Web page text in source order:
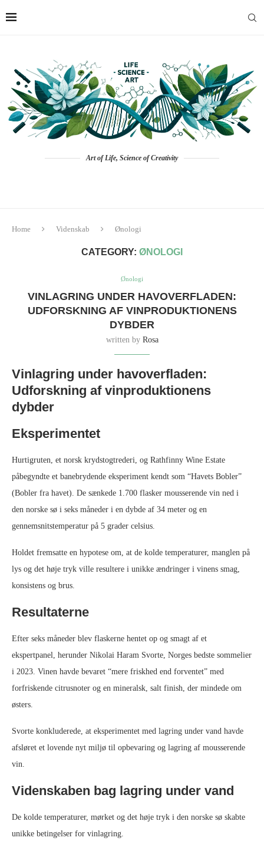
Art of Life, Science of Creativity
Home Videnskab Ønologi
CATEGORY: ØNOLOGI
Ønologi
VINLAGRING UNDER HAVOVERFLADEN:
UDFORSKNING AF VINPRODUKTIONENS
DYBDER
written by Rosa
Vinlagring under havoverfladen:
Udforskning af vinproduktionens
dybder
Eksperimentet
Hurtigruten, et norsk krydstogtrederi, og Rathfinny Wine Estate
påbegyndte et banebrydende eksperiment kendt som “Havets Bobler”
(Bobler fra havet). De sænkede 1.700 flasker mousserende vin ned i
den norske sø i seks måneder i en dybde af 34 meter og en
gennemsnitstemperatur på 5 grader celsius.
Holdet fremsatte en hypotese om, at de kolde temperaturer, manglen på
lys og det høje tryk ville resultere i unikke ændringer i vinens smag,
konsistens og brus.
Resultaterne
Efter seks måneder blev flaskerne hentet op og smagt af et
ekspertpanel, herunder Nikolai Haram Svorte, Norges bedste sommelier
i 2023. Vinen havde bevaret “mere friskhed end forventet” med
forfriskende citrusnoter og en mineralsk, salt finish, der mindede om
østers.
Svorte konkluderede, at eksperimentet med lagring under vand havde
afsløret et lovende nyt miljø til opbevaring og lagring af mousserende
vin.
Videnskaben bag lagring under vand
De kolde temperaturer, mørket og det høje tryk i den norske sø skabte
unikke betingelser for vinlagring.